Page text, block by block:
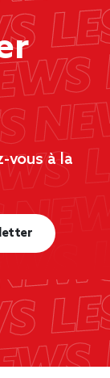
vous à la